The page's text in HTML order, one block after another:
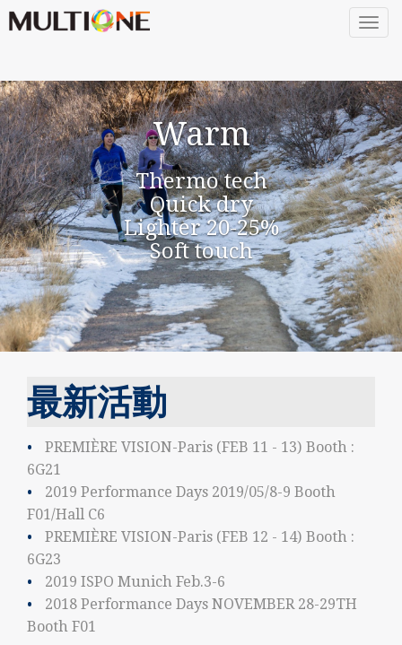
Warm
Thermo tech
Quick dry
Lighter 20-25%
Soft touch
最新活動
PREMIÈRE VISION-Paris (FEB 11 - 13) Booth :
6G21
2019 Performance Days 2019/05/8-9 Booth
F01/Hall C6
PREMIÈRE VISION-Paris (FEB 12 - 14) Booth :
6G23
2019 ISPO Munich Feb.3-6
2018 Performance Days NOVEMBER 28-29TH
Booth F01